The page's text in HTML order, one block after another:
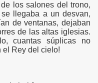
los salones del trono,
llegaba a un desvan,
de ventanas, dejaban
de las altas iglesias.
cuantas súplicas no
el Rey del cielo!